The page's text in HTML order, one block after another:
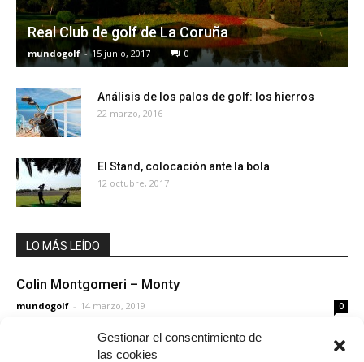
Gestionar el consentimiento de
las cookies
Real Club de golf de La Coruña
mundogolf - 15 junio, 2017 0
Análisis de los palos de golf: los hierros
22 marzo, 2016
El Stand, colocación ante la bola
12 octubre, 2017
LO MÁS LEÍDO
Colin Montgomeri – Monty
mundogolf - 14 marzo, 2019 0
Costa Ballena Ocean Golf Club